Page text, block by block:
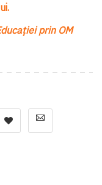
prin OM